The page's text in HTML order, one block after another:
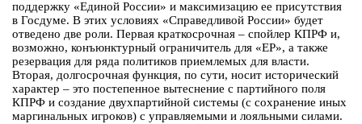
поддержку «Единой России» и максимизацию ее присутствия
в Госдуме. В этих условиях «Справедливой России» будет
отведено две роли. Первая краткосрочная – спойлер КПРФ и,
возможно, конъюнктурный ограничитель для «ЕР», а также
резервация для ряда политиков приемлемых для власти.
Вторая, долгосрочная функция, по сути, носит исторический
характер – это постепенное вытеснение с партийного поля
КПРФ и создание двухпартийной системы (с сохранение иных
маргинальных игроков) с управляемыми и лояльными силами.